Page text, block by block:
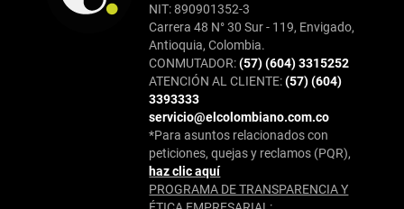
NIT: 890901352-3
Carrera 48 N° 30 Sur - 119, Envigado,
Antioquia, Colombia.
CONMUTADOR:(57) (604) 3315252
ATENCIÓN AL CLIENTE:(57) (604)
3393333
servicio@elcolombiano.com.co
*Para asuntos relacionados con
peticiones, quejas y reclamos (PQR),
haz clic aquí
PROGRAMA DE TRANSPARENCIA Y